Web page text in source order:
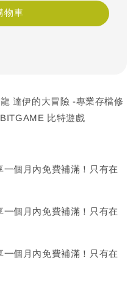
物車
達伊的大冒險 -專業存檔修
比特遊戲
個月內免費補滿！只有在
個月內免費補滿！只有在
個月內免費補滿！只有在